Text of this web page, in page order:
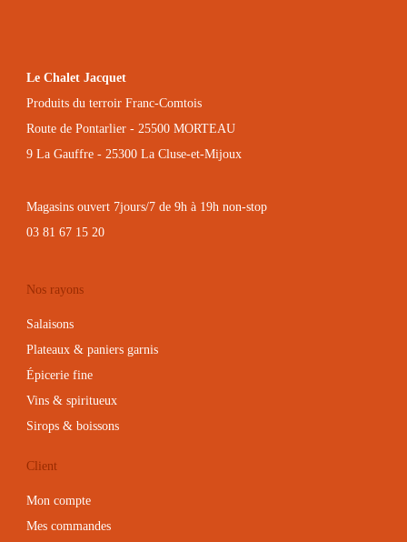
Le Chalet Jacquet
Produits du terroir Franc-Comtois
Route de Pontarlier - 25500 MORTEAU
9 La Gauffre - 25300 La Cluse-et-Mijoux
Magasins ouvert 7jours/7 de 9h à 19h non-stop
03 81 67 15 20
Nos rayons
Salaisons
Plateaux & paniers garnis
Épicerie fine
Vins & spiritueux
Sirops & boissons
Client
Mon compte
Mes commandes